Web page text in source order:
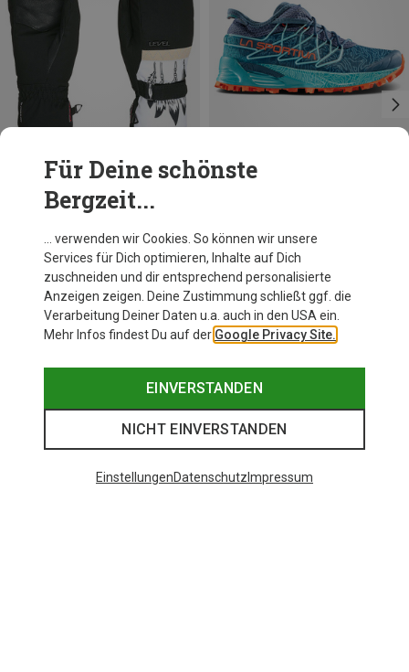
Du sparst 54%
Für Deine schönste
Bergzeit...
… verwenden wir Cookies. So können wir unsere
Services für Dich optimieren, Inhalte auf Dich
zuschneiden und dir entsprechend personalisierte
Anzeigen zeigen. Deine Zustimmung schließt ggf. die
Verarbeitung Deiner Daten u.a. auch in den USA ein.
Mehr Infos findest Du auf der Google Privacy Site.
EINVERSTANDEN
NICHT EINVERSTANDEN
EinstellungenDatenschutz Impressum